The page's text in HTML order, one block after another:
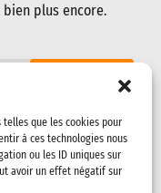
que les cookies pour
à ces technologies nous
ou les ID uniques sur
avoir un effet négatif sur
plus encore.